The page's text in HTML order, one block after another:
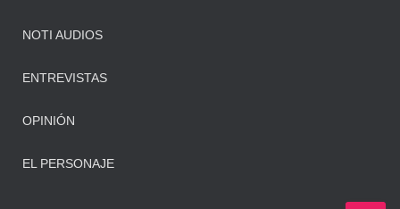
NOTI AUDIOS
ENTREVISTAS
OPINIÓN
EL PERSONAJE